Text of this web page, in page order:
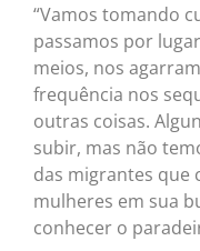
“Vamos tomando
passamos por
meios, nos
frequência nos
outras coisas.
subir, mas não
das migrantes que
mulheres em sua
conhecer o